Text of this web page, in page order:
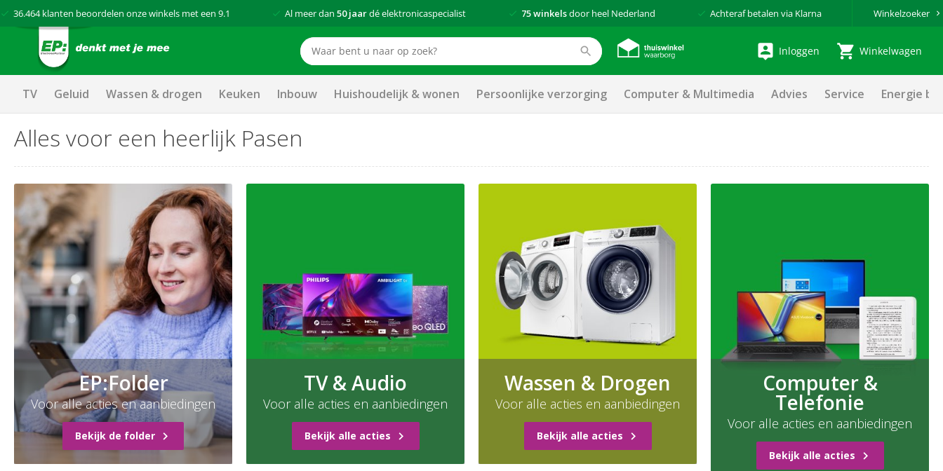
36.464klanten beoordelen onze winkels met een 9.1 Al meer dan50 jaardé elektronicaspecialist 75 winkelsdoor heel Nederland Achteraf betalen via Klarna Winkelzoeker
Inloggen Winkelwagen
TV Geluid Wassen & drogen Keuken Inbouw Huishoudelijk & wonen Persoonlijke verzorging Computer & Multimedia Advies Service Energie
Alles voor een heerlijk Pasen
EP:Folder
Voor alle acties en aanbiedingen
Bekijk de folder
TV & Audio
Voor alle acties en aanbiedingen
Bekijk alle acties
Wassen & Drogen
Voor alle acties en aanbiedingen
Bekijk alle acties
Computer &
Telefonie
Voor alle acties en aanbiedingen
Bekijk alle acties